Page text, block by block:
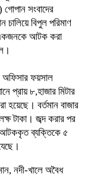
সংবাদের
চালিয়ে বিপুল পরিমাণ
একজনকে আটক করা
অফিসার ফয়সাল
প্রায় ৮,হাজার মিটার
হয়েছে। বর্তমান বাজার
টাকা। জব্দ করার পর
ব্যক্তিকে ৫
নদী-খালে অবৈধ